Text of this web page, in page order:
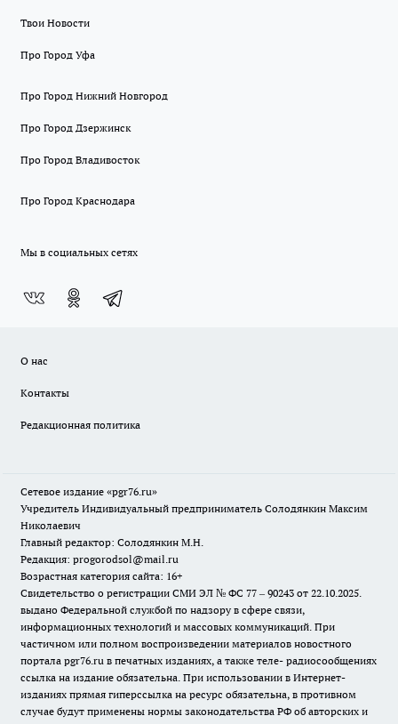
Твои Новости
Про Город Уфа
Про Город Нижний Новгород
Про Город Дзержинск
Про Город Владивосток
Про Город Краснодара
Мы в социальных сетях
О нас
Контакты
Редакционная политика
Сетевое издание «pgr76.ru»
Учредитель Индивидуальный предприниматель Солодянкин Максим
Николаевич
Главный редактор: Солодянкин М.Н.
Редакция: progorodsol@mail.ru
Возрастная категория сайта: 16+
Свидетельство о регистрации СМИ ЭЛ № ФС 77 – 90243 от 22.10.2025.
выдано Федеральной службой по надзору в сфере связи,
информационных технологий и массовых коммуникаций. При
частичном или полном воспроизведении материалов новостного
портала pgr76.ru в печатных изданиях, а также теле- радиосообщениях
ссылка на издание обязательна. При использовании в Интернет-
изданиях прямая гиперссылка на ресурс обязательна, в противном
случае будут применены нормы законодательства РФ об авторских и